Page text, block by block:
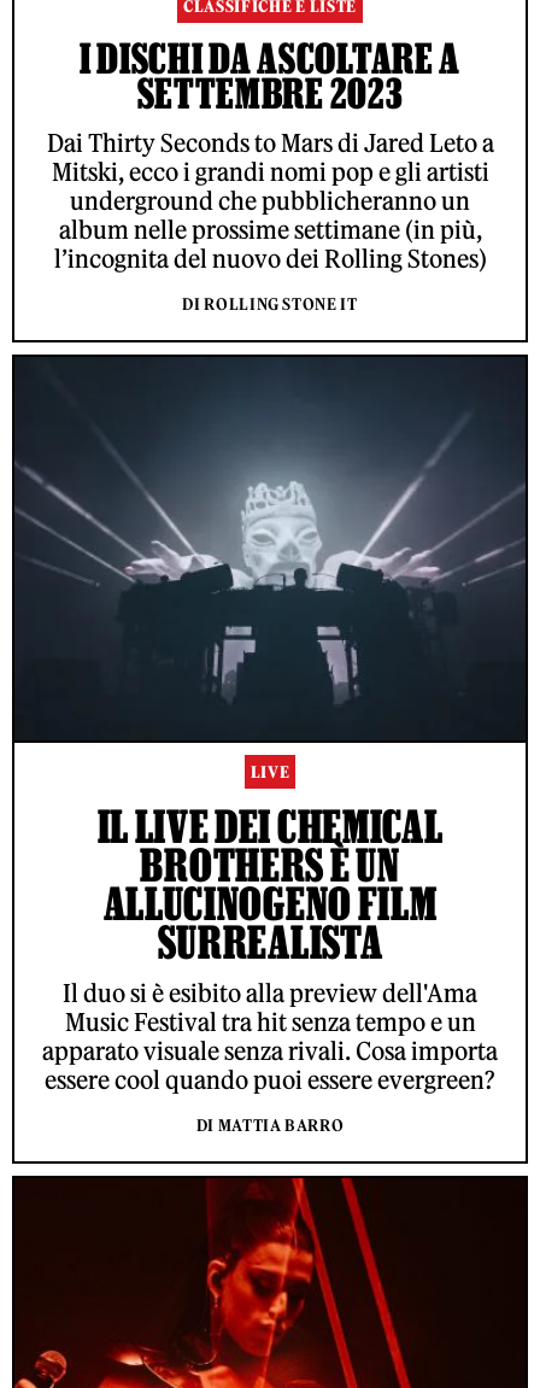
CLASSIFICHE E LISTE
I DISCHI DA ASCOLTARE A
SETTEMBRE 2023
Dai Thirty Seconds to Mars di Jared Leto a
Mitski, ecco i grandi nomi pop e gli artisti
underground che pubblicheranno un
album nelle prossime settimane (in più,
l’incognita del nuovo dei Rolling Stones)
DI ROLLING STONE IT
LIVE
IL LIVE DEI CHEMICAL
BROTHERS È UN
ALLUCINOGENO FILM
SURREALISTA
Il duo si è esibito alla preview dell'Ama
Music Festival tra hit senza tempo e un
apparato visuale senza rivali. Cosa importa
essere cool quando puoi essere evergreen?
DI MATTIA BARRO